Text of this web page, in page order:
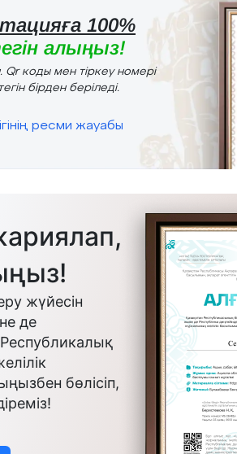
100%
алыңыз!
Qr коды мен тіркеу номері
бірден беріледі.
ресми жауабы
жүйесін
де
бөлісіп,